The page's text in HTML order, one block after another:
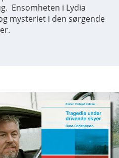
Ensomheten i Lydia
mysteriet i den sørgende